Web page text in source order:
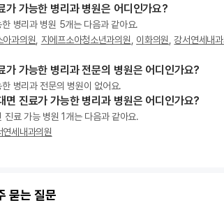
가 가능한 병리과 병원은 어디인가요?
병리과 병원 5개는 다음과 같아요.
아과의원 지에프소아청소년과의원 이화의원 ,강서연세내과
가 가능한 병리과 전문의 병원은 어디인가요?
병리과 전문의 병원이 없어요.
면 진료가 가능한 병리과 병원은 어디인가요?
진료 가능 병원 1개는 다음과 같아요.
연세내과의원
묻는 질문